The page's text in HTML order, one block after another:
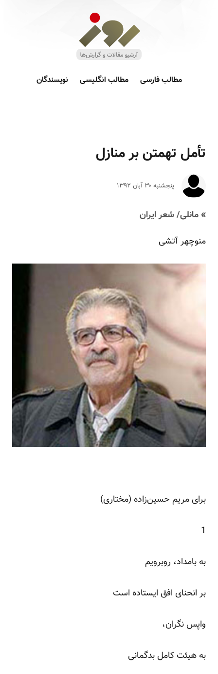
مطالب فارسی مطالب انگلیسی نویسندگان
تأمل تهمتن بر منازل
پنجشنبه ۳۰ آبان ۱۳۹۲
» مانلی/ شعر ایران
منوچهر آتشی
برای مریم حسین‌زاده (مختاری)
1
به بامداد، روبرویم
بر انحنای افق ایستاده است
واپس نگران،
به هیئت کامل بدگمانی